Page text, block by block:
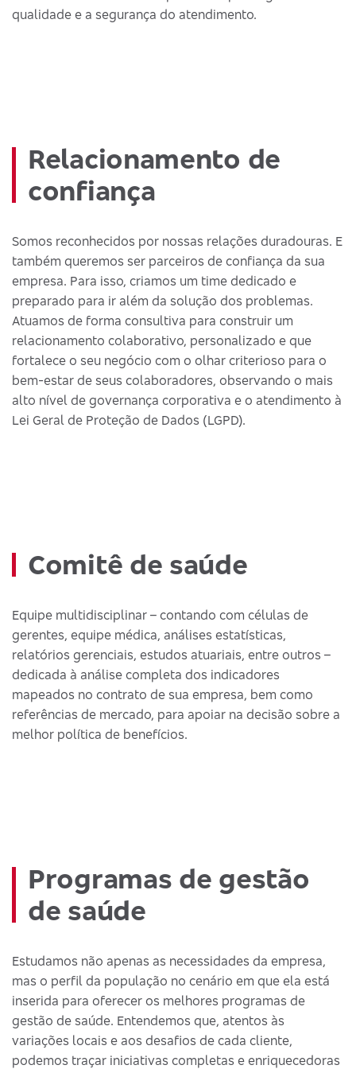
qualidade e a segurança do atendimento.
Relacionamento de
confiança
Somos reconhecidos por nossas relações duradouras. E
também queremos ser parceiros de confiança da sua
empresa. Para isso, criamos um time dedicado e
preparado para ir além da solução dos problemas.
Atuamos de forma consultiva para construir um
relacionamento colaborativo, personalizado e que
fortalece o seu negócio com o olhar criterioso para o
bem-estar de seus colaboradores, observando o mais
alto nível de governança corporativa e o atendimento à
Lei Geral de Proteção de Dados (LGPD).
Comitê de saúde
Equipe multidisciplinar – contando com células de
gerentes, equipe médica, análises estatísticas,
relatórios gerenciais, estudos atuariais, entre outros –
dedicada à análise completa dos indicadores
mapeados no contrato de sua empresa, bem como
referências de mercado, para apoiar na decisão sobre a
melhor política de benefícios.
Programas de gestão
de saúde
Estudamos não apenas as necessidades da empresa,
mas o perfil da população no cenário em que ela está
inserida para oferecer os melhores programas de
gestão de saúde. Entendemos que, atentos às
variações locais e aos desafios de cada cliente,
podemos traçar iniciativas completas e enriquecedoras